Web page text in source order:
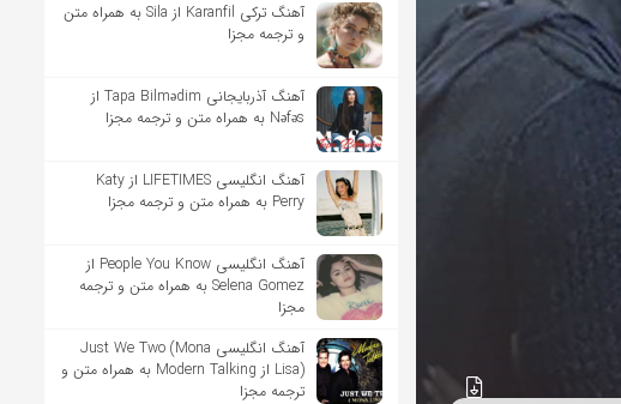
آهنگ ترکی Karanfil از Sila به همراه متن
و ترجمه مجزا
آهنگ آذربایجانی Tapa Bilmədim از
Nəfəs به همراه متن و ترجمه مجزا
آهنگ انگلیسی LIFETIMES از Katy
Perry به همراه متن و ترجمه مجزا
آهنگ انگلیسی People You Know از
Selena Gomez به همراه متن و ترجمه
مجزا
آهنگ انگلیسی Just We Two (Mona
Lisa) از Modern Talking به همراه متن و
ترجمه مجزا